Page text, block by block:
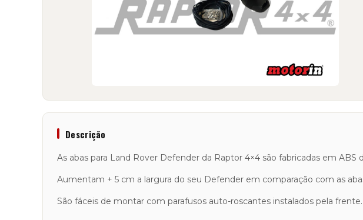
Descrição
As abas para Land Rover Defender da Raptor 4×4 são fabricadas em ABS
Aumentam + 5 cm a largura do seu Defender em comparação com as
São fáceis de montar com parafusos auto-roscantes instalados pela